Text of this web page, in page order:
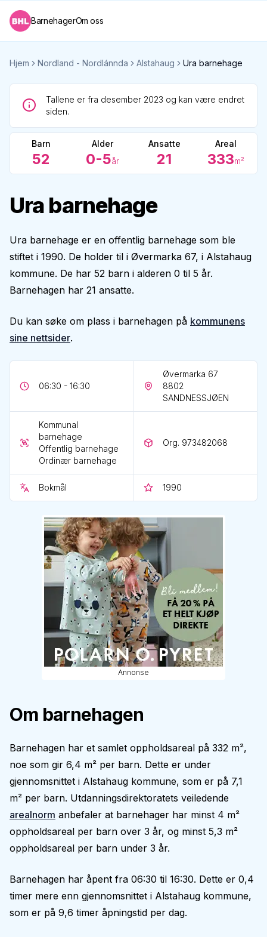
BarnehagerOm oss
Hjem Nordland - Nordlánnda Alstahaug Ura barnehage
Tallene er fra desember 2023 og kan være endret
siden.
Barn
52
Alder
0-5år
Ansatte
21
Areal
333m²
Ura barnehage
Ura barnehage er en offentlig barnehage som ble
stiftet i 1990. De holder til i Øvermarka 67, i Alstahaug
kommune. De har 52 barn i alderen 0 til 5 år.
Barnehagen har 21 ansatte.
Du kan søke om plass i barnehagen på kommunens
sine nettsider.
06:30 - 16:30
Øvermarka 67
8802
SANDNESSJØEN
Kommunal
barnehage
Offentlig barnehage
Ordinær barnehage
Org. 973482068
Bokmål 1990
Annonse
Om barnehagen
Barnehagen har et samlet oppholdsareal på 332 m²,
noe som gir 6,4 m² per barn. Dette er under
gjennomsnittet i Alstahaug kommune, som er på 7,1
m² per barn. Utdanningsdirektoratets veiledende
arealnorm anbefaler at barnehager har minst 4 m²
oppholdsareal per barn over 3 år, og minst 5,3 m²
oppholdsareal per barn under 3 år.
Barnehagen har åpent fra 06:30 til 16:30. Dette er 0,4
timer mere enn gjennomsnittet i Alstahaug kommune,
som er på 9,6 timer åpningstid per dag.